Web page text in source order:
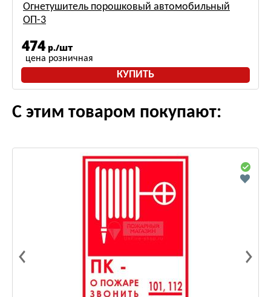
Огнетушитель порошковый автомобильный
ОП-3
474 р./шт
цена розничная
КУПИТЬ
С этим товаром покупают: